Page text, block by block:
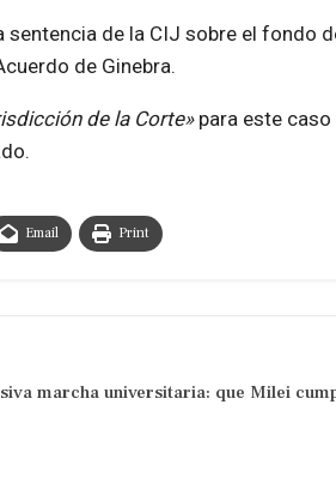
sentencia de la CIJ sobre el fondo
de Ginebra.
de la Corte»para este caso
Email Print
marcha universitaria: que Milei